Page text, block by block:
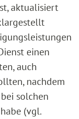
aktualisiert
einen
auch
nachdem
solchen
(vgl.